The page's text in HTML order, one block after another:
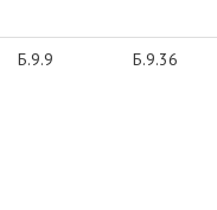
Б.9.9 Б.9.36